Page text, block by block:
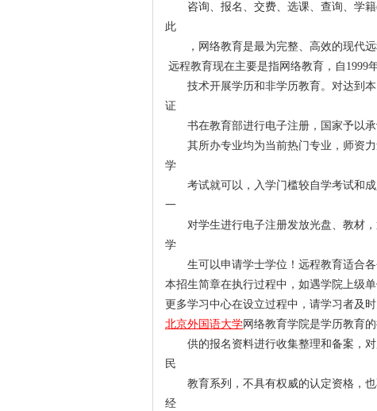
咨询、报名、交费、选课、查询、学
此
，网络教育是最为完整、高效的现代远
远程教育现在主要是指网络教育，自1999
技术开展学历和非学历教育。对达到
证
书在教育部进行电子注册，国家予以
其所办专业均为当前热门专业，师资
学
考试就可以，入学门槛较自学考试和
一
对学生进行电子注册发放光盘、教材
学
生可以申请学士学位！远程教育适合
本招生简章在执行过程中，如遇学院上级
更多学习中心在设立过程中，请学习者及
北京外国语大学网络教育学院是学历教育
供的报名资料进行收集整理和备案，
民
教育系列，不具有权威的认定资格，
经